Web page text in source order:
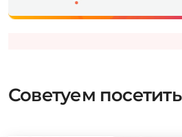
Советуем посетить